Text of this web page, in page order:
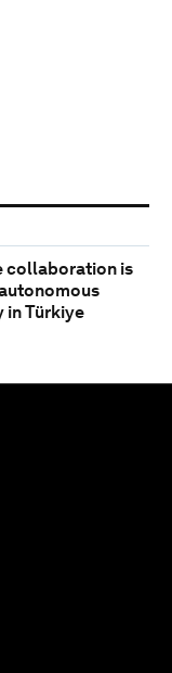
collaboration is
in Türkiye